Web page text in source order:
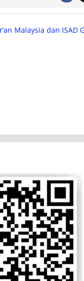
Malaysia dan ISAD